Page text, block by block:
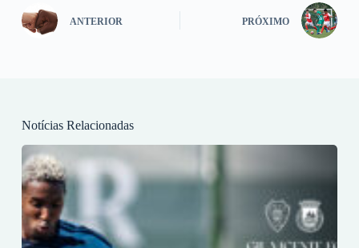
ANTERIOR PRÓXIMO
Notícias Relacionadas